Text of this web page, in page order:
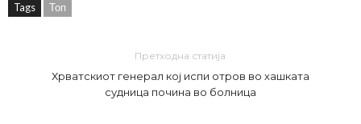
Tags Топ
Претходна статија
Хрватскиот генерал кој испи отров во хашката
судница почина во болница